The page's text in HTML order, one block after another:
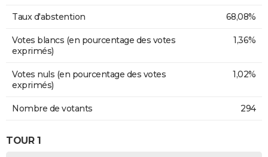
Taux d'abstention 68,08%
Votes blancs (en pourcentage des votes
exprimés)
1,36%
Votes nuls (en pourcentage des votes
exprimés)
1,02%
Nombre de votants 294
TOUR 1